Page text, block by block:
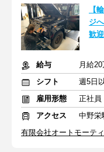
【
ジ
歓迎
給与
月給
シフト
週5日
雇用形態
正社員
アクセス
中野栄
有限会社オートモーテ